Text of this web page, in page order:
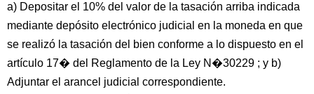
a) Depositar el 10% del valor de la tasación arriba indicada
mediante depósito electrónico judicial en la moneda en que
se realizó la tasación del bien conforme a lo dispuesto en el
artículo 17� del Reglamento de la Ley N�30229 ; y b)
Adjuntar el arancel judicial correspondiente.